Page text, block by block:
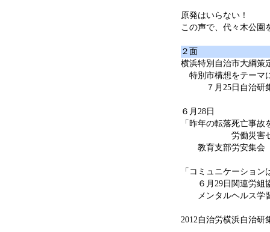
原発はいらない！
この声で、代々木公園
２面
横浜特別自治市大綱策
特別市構想をテーマ
７月25日自治研
６月28日
「昨年の転落死亡事故
労働災害ゼロ
教育支部労安集会
「コミュニケーション
６月29日関連労組
メンタルヘルス学
2012自治労横浜自治研